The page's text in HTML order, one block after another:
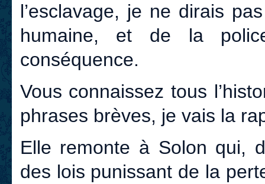
l’esclavage, je ne dirais
humaine, et de la
conséquence.
Vous connaissez tous
phrases brèves, je vais la
Elle remonte à Solon qui,
des lois punissant de la